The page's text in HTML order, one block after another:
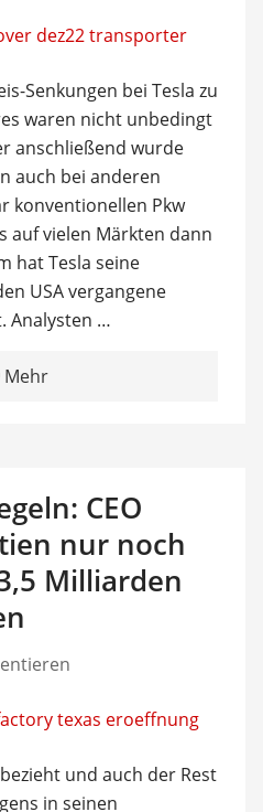
Senkungen bei Tesla zu
waren nicht unbedingt
anschließend wurde
auch bei anderen
konventionellen Pkw
auf vielen Märkten dann
hat Tesla seine
USA vergangene
Analysten …
Mehr
CEO
nur noch
Milliarden
und auch der Rest
in seinen